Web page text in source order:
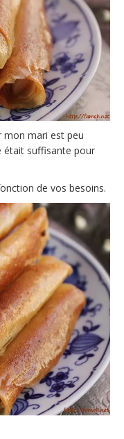
mon mari est peu
était suffisante pour
de vos besoins.